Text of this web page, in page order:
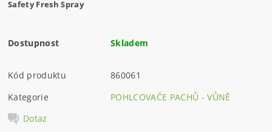
Safety Fresh Spray
Dostupnost Skladem
Kód produktu
860061
Kategorie
POHLCOVAČE PACHŮ - VŮNĚ
Dotaz